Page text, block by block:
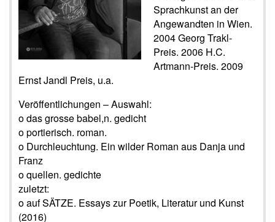
Sprachkunst an der
Angewandten in Wien.
2004 Georg Trakl-
Preis. 2006 H.C.
Artmann-Preis. 2009
Ernst Jandl Preis, u.a.
Veröffentlichungen – Auswahl:
o das grosse babel,n. gedicht
o portierisch. roman.
o Durchleuchtung. Ein wilder Roman aus Danja und
Franz
o quellen. gedichte
zuletzt:
o auf SÄTZE. Essays zur Poetik, Literatur und Kunst
(2016)